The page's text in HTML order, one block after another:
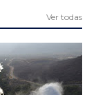
Ver todas